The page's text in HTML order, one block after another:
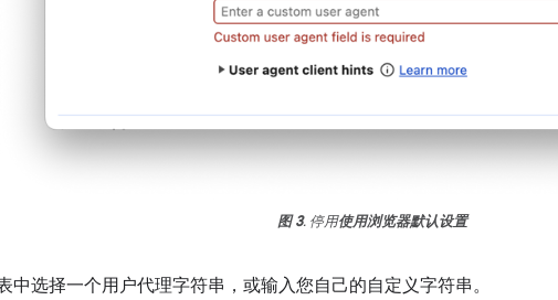
图 3. 停用使用浏览器默认设置
中选择一个用户代理字符串，或输入您自己的自定义字符串。